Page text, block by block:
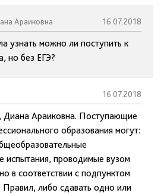
Араиковна 16.07.2018
узнать можно ли поступить к
но без ЕГЭ?
16.07.2018
Диана Араиковна. Поступающие
образования могут:
испытания, проводимые вузом
в соответствии с подпунктом
Правил, либо сдавать одно или